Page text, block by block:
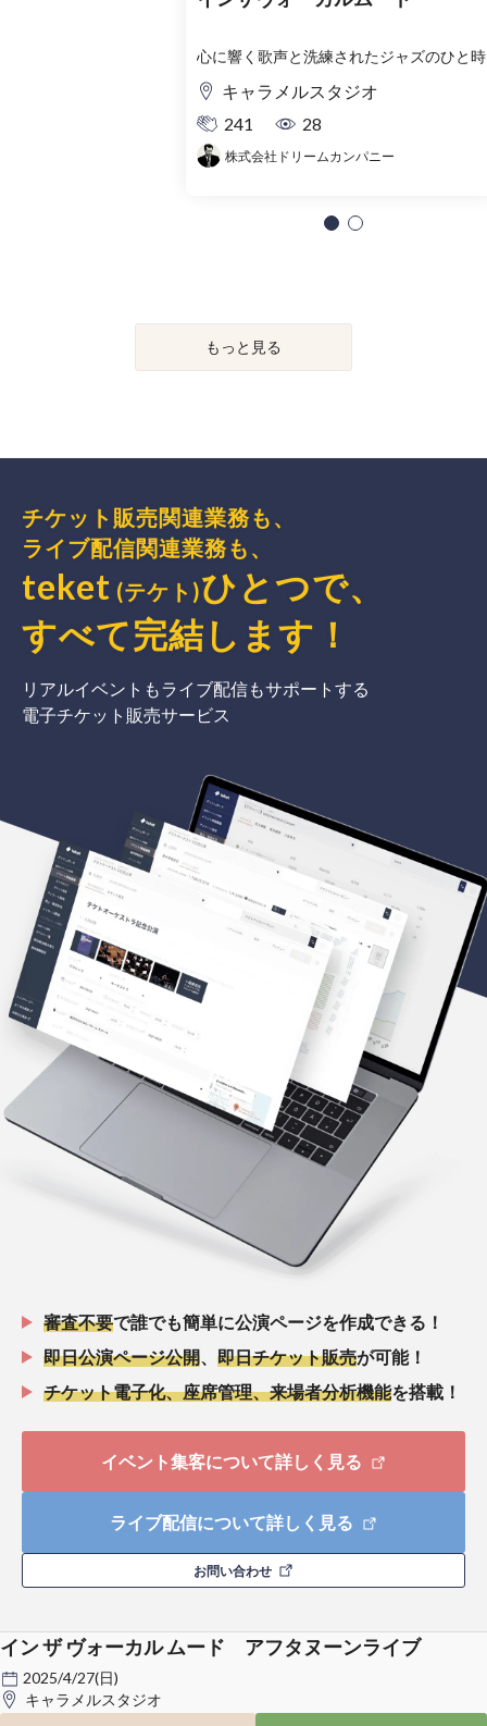
心に響く歌声と洗練されたジャズのひと時
キャラメルスタジオ
241
28
株式会社ドリームカンパニー
もっと見る
チケット販売関連業務も、
ライブ配信関連業務も、
teket (テケト)ひとつで、
すべて完結 します ！
リアルイベントもライブ配信もサポートする
電子チケット販売サービス
審査不要で誰でも簡単に公演ページを作成できる！
即日公演ページ公開、 即日チケット販売が可能！
チケット電子化、座席管理、来場者分析機能を搭載！
イベント集客について詳しく見る
ライブ配信について詳しく見る
お問い合わせ
イン ザ ヴォーカル ムード アフタヌーンライブ
2025/4/27(日)
キャラメルスタジオ